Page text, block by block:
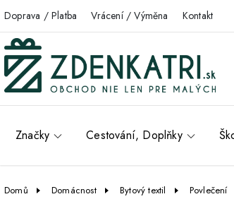
Doprava / Platba Vrácení / Výměna Kontakt
Značky Cestování, Doplňky
Domů Domácnost Bytový textil Povlečení